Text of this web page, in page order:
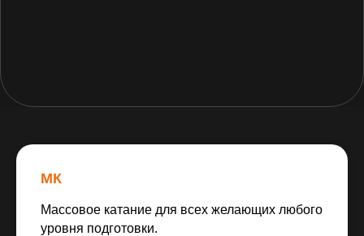
МК
Массовое катание для всех желающих любого
уровня подготовки.
РАСПИСАНИЕ МАССОВОГО